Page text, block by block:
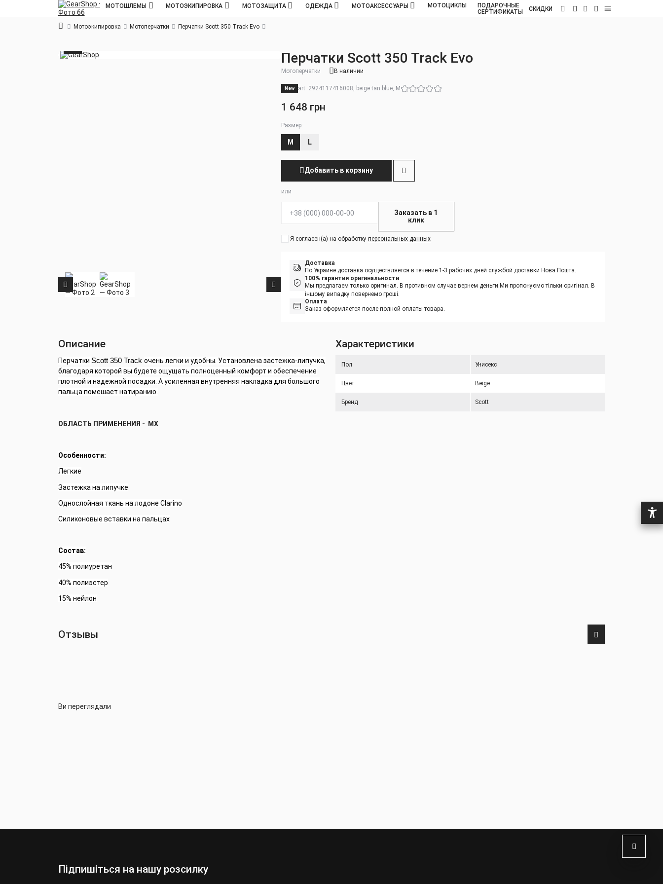
МОТОШЛЕМЫ МОТОЭКИПИРОВКА МОТОЗАЩИТА ОДЕЖДА МОТОАКСЕССУАРЫ МОТОЦИКЛЫ
ПОДАРОЧНЫЕ
СЕРТИФИКАТЫ
СКИДКИ
RU
Мотоэкипировка Мотоперчатки Перчатки Scott 350 Track Evo
Перчатки Scott 350 Track Evo
Мотоперчатки В наличии
New art. 2924117416008, beige tan blue, M
1 648 грн
Размер:
M L
Добавить в корзину
или
Заказать в 1
клик
Я согласен(а) на обработкуперсональных данных
Доставка
По Украине доставка осуществляется в течение 1-3 рабочих дней службой доставки Нова Пошта.
100% гарантия оригинальности
Мы предлагаем только оригинал. В противном случае вернем деньги. Ми пропонуємо тільки оригінал. В
іншому випадку повернемо гроші.
Оплата
Заказ оформляется после полной оплаты товара.
Описание
Перчатки Scott 350 Track очень легки и удобны. Установлена застежка-липучка,
благодаря которой вы будете ощущать полноценный комфорт и обеспечение
плотной и надежной посадки. А усиленная внутренняя накладка для большого
пальца помешает натиранию.
ОБЛАСТЬ ПРИМЕНЕНИЯ - МХ
Особенности:
Легкие
Застежка на липучке
Однослойная ткань на лодоне Clarino
Силиконовые вставки на пальцах
Состав:
45% полиуретан
40% полиэстер
15% нейлон
Характеристики
Пол Унисекс
Цвет Beige
Бренд Scott
Отзывы
Ви переглядали
Підпишіться на нашу розсилку